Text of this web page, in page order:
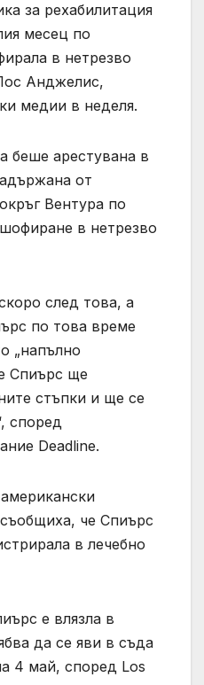
за рехабилитация
месец по
в нетрезво
Анджелис,
медии в неделя.
беше арестувана в
от
Вентура по
в нетрезво
след това, а
по това време
„напълно
Спиърс ще
стъпки и ще се
според
Deadline.
че Спиърс
в лечебно
е влязла в
да се яви в съда
4 май, според Los